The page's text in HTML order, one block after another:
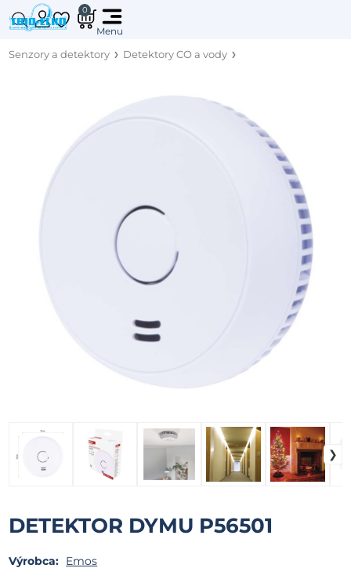
0
Senzory a detektory Detektory CO a vody
DETEKTOR DYMU P56501
Výrobca: Emos